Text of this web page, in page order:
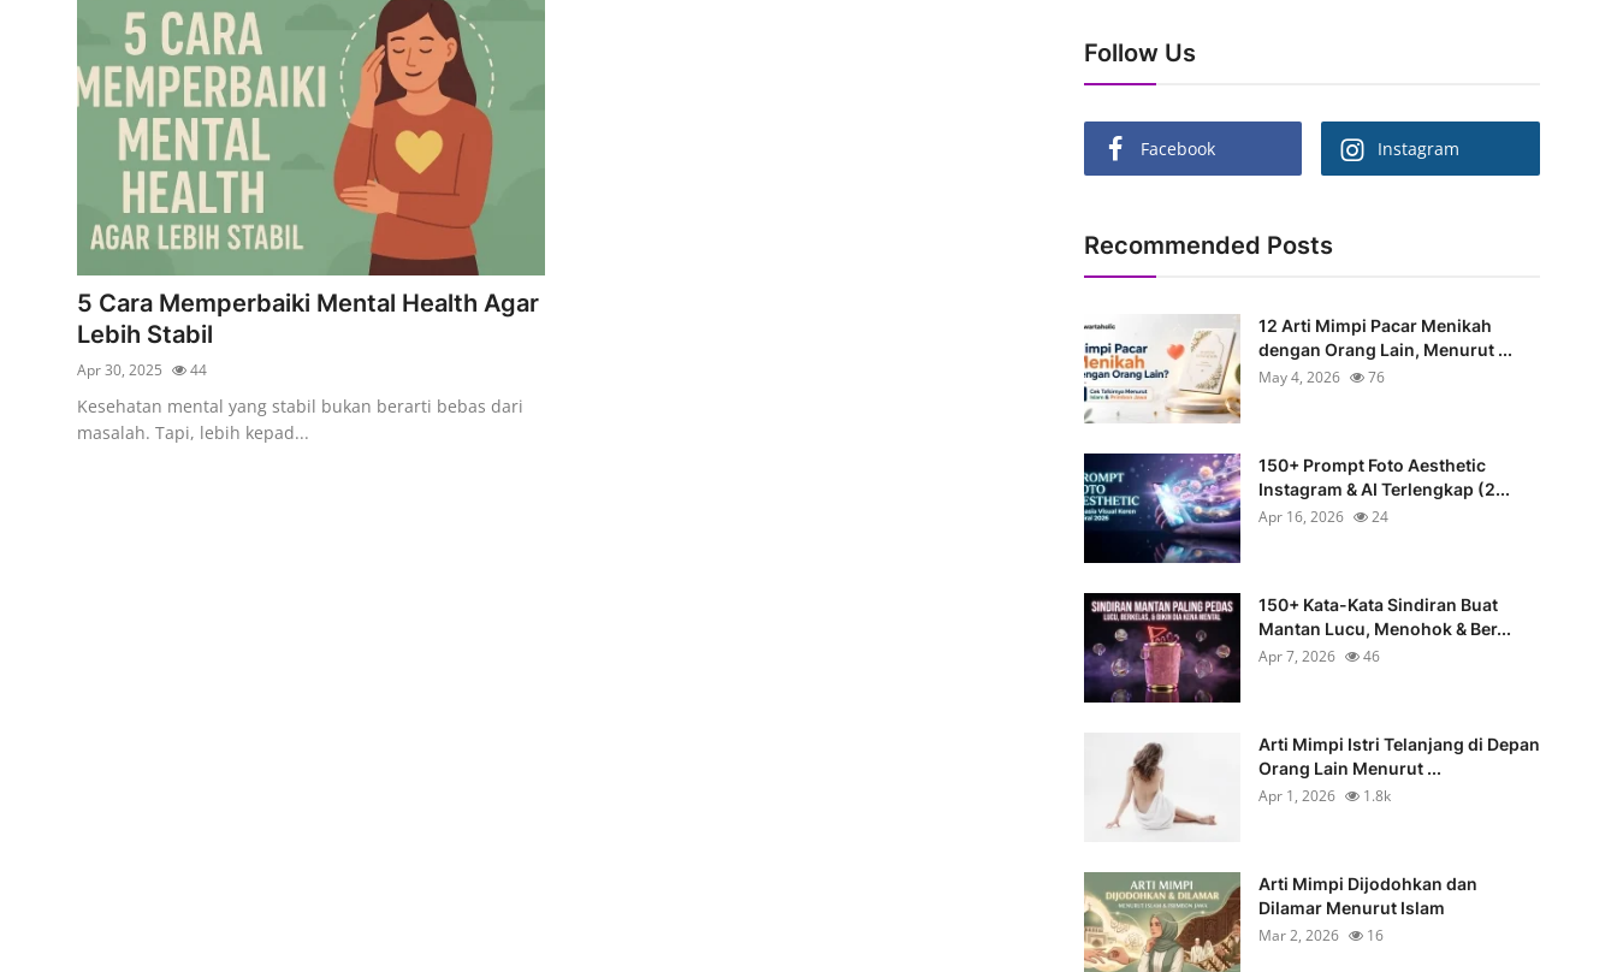
5 Cara Memperbaiki Mental Health Agar
Lebih Stabil
Apr 30, 2025 44
Kesehatan mental yang stabil bukan berarti bebas dari
masalah. Tapi, lebih kepad...
Follow Us
Facebook Instagram
Recommended Posts
12 Arti Mimpi Pacar Menikah
dengan Orang Lain, Menurut ...
May 4, 2026
76
150+ Prompt Foto Aesthetic
Instagram & AI Terlengkap (2...
Apr 16, 2026
24
150+ Kata-Kata Sindiran Buat
Mantan Lucu, Menohok & Ber...
Apr 7, 2026
46
Arti Mimpi Istri Telanjang di Depan
Orang Lain Menurut ...
Apr 1, 2026
1.8k
Arti Mimpi Dijodohkan dan
Dilamar Menurut Islam
Mar 2, 2026
16